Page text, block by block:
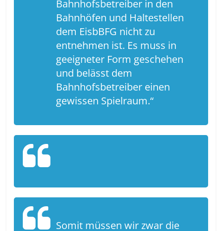
Bahnhofsbetreiber in den
Bahnhöfen und Haltestellen
dem EisbBFG nicht zu
entnehmen ist. Es muss in
geeigneter Form geschehen
und belässt dem
Bahnhofsbetreiber einen
gewissen Spielraum.“
Somit müssen wir zwar die